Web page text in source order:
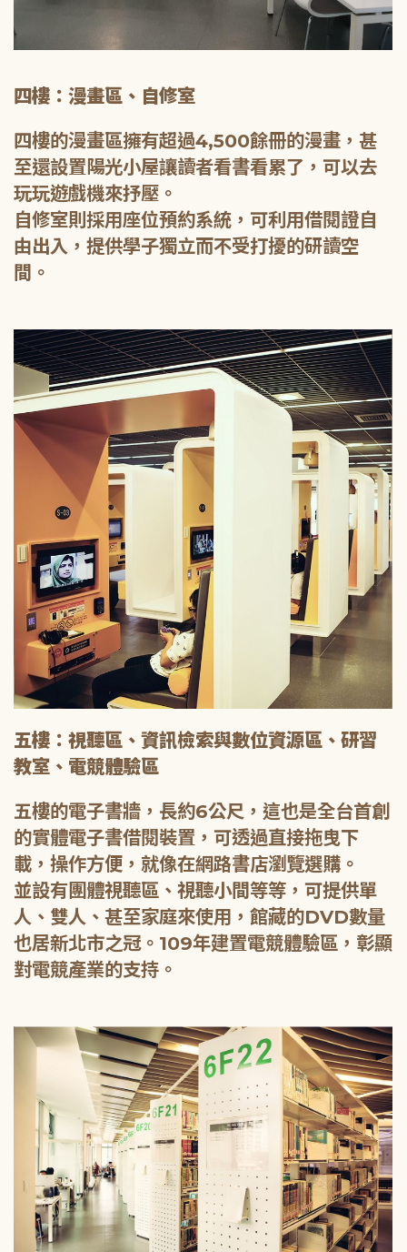
四樓：漫畫區、自修室
四樓的漫畫區擁有超過4,500餘冊的漫畫，甚
至還設置陽光小屋讓讀者看書看累了，可以去
玩玩遊戲機來抒壓。
自修室則採用座位預約系統，可利用借閱證自
由出入，提供學子獨立而不受打擾的研讀空
間。
五樓：視聽區、資訊檢索與數位資源區、研習
教室、電競體驗區
五樓的電子書牆，長約6公尺，這也是全台首創
的實體電子書借閱裝置，可透過直接拖曳下
載，操作方便，就像在網路書店瀏覽選購。
並設有團體視聽區、視聽小間等等，可提供單
人、雙人、甚至家庭來使用，館藏的DVD數量
也居新北市之冠。109年建置電競體驗區，彰顯
對電競產業的支持。